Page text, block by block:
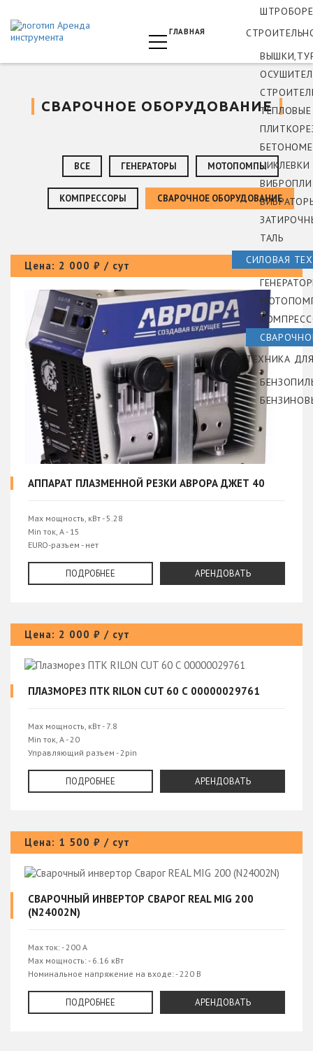
ГЛАВНАЯ
ЦИКЛЕВКИ
ТАЛЬ
СИЛОВАЯ
ТЕХНИКА
СВАРОЧНОЕ ОБОРУДОВАНИЕ
ВСЕ ГЕНЕРАТОРЫ МОТОПОМПЫ
КОМПРЕССОРЫ СВАРОЧНОЕ ОБОРУДОВАНИЕ
Цена: 2 000 ₽ / сут
АППАРАТ ПЛАЗМЕННОЙ РЕЗКИ АВРОРА ДЖЕТ 40
Max мощность, кВт - 5.28
Min ток, А - 15
EURO-разъем - нет
Габариты без упаковки - 425х218х460 мм
ПОДРОБНЕЕ АРЕНДОВАТЬ
Цена: 2 000 ₽ / сут
ПЛАЗМОРЕЗ ПТК RILON CUT 60 С 00000029761
Max мощность, кВт - 7.8
Min ток, А - 20
Управляющий разъем - 2pin
Напряжение холостого хода - 255
ПОДРОБНЕЕ АРЕНДОВАТЬ
Цена: 1 500 ₽ / сут
СВАРОЧНЫЙ ИНВЕРТОР СВАРОГ REAL MIG 200
(N24002N)
Max ток: - 200 А
Max мощность: - 6.16 кВт
Номинальное напряжение на входе: - 220 В
Разъем ММА - DX50
ПОДРОБНЕЕ АРЕНДОВАТЬ